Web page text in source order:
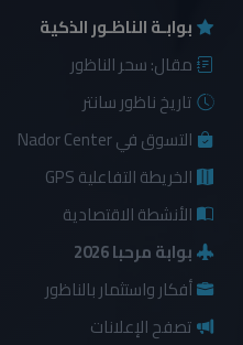
بوابـة الناظـور الذكية
مقال: سحر الناظور
تاريخ ناظور سانتر
التسوق في Nador Center
الخريطة التفاعلية GPS
الأنشطة الاقتصادية
بوابة مرحبا 2026
أفكار واستثمار بالناظور
تصفح الإعلانات